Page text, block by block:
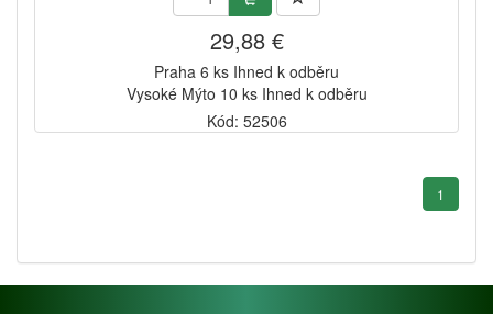
29,88 €
Praha 6 ks Ihned k odběru
Vysoké Mýto 10 ks Ihned k odběru
Kód: 52506
1